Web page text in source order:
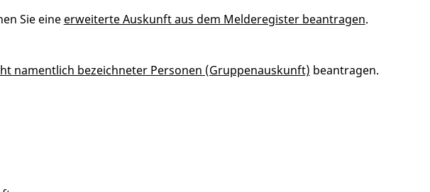
Sie eine erweiterte Auskunft aus dem Melderegister beantragen.
namentlich bezeichneter Personen (Gruppenauskunft) beantragen.